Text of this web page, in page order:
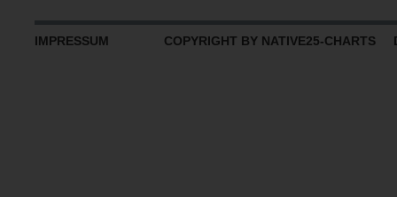
IMPRESSUM COPYRIGHT BY NATIVE25-CHARTS